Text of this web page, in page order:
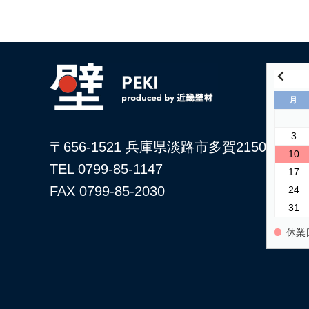
〒656-1521 兵庫県淡路市多賀2150
TEL 0799-85-1147
FAX 0799-85-2030
月
3
10
17
24
31
休業